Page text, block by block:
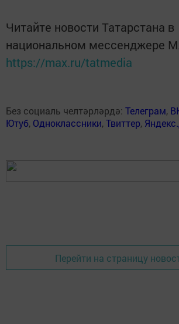
Читайте новости Татарстана в
национальном мессенджере
https://max.ru/tatmedia
Без социаль челтәрләрдә: Телеграм,
Ютуб, Одноклассники,Твиттер,
Перейти на страницу